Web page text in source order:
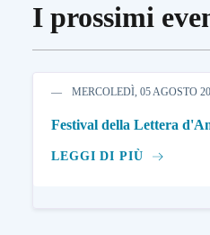
I prossimi
MERCOLEDÌ, 05 AGOSTO
Festival della Lettera
LEGGI DI PIÙ